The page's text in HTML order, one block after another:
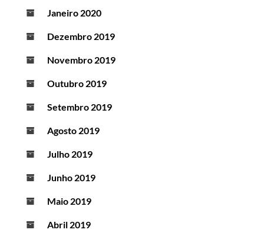
Janeiro 2020
Dezembro 2019
Novembro 2019
Outubro 2019
Setembro 2019
Agosto 2019
Julho 2019
Junho 2019
Maio 2019
Abril 2019